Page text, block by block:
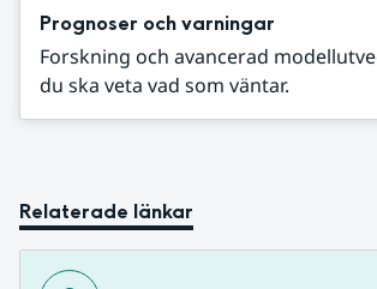
Prognoser och varningar
Forskning och avancerad
du ska veta vad som väntar.
Relaterade länkar